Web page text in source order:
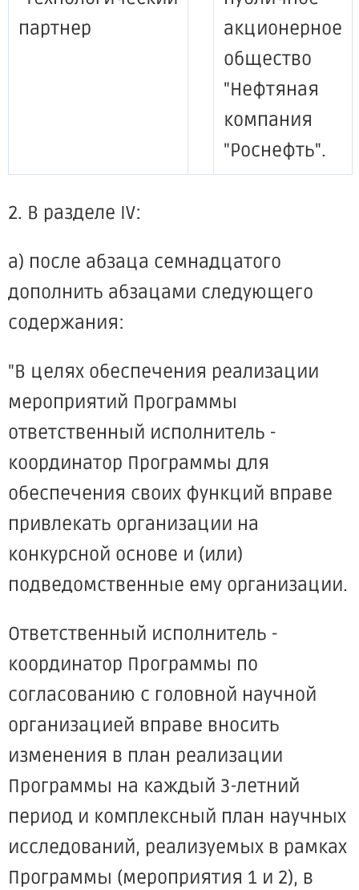
партнер
акционерное
общество
"Нефтяная
компания
"Роснефть".
2. В разделе IV:
а) после абзаца семнадцатого
дополнить абзацами следующего
содержания:
"В целях обеспечения реализации
мероприятий Программы
ответственный исполнитель -
координатор Программы для
обеспечения своих функций вправе
привлекать организации на
конкурсной основе и (или)
подведомственные ему организации.
Ответственный исполнитель -
координатор Программы по
согласованию с головной научной
организацией вправе вносить
изменения в план реализации
Программы на каждый 3-летний
период и комплексный план научных
исследований, реализуемых в рамках
Программы (мероприятия 1 и 2), в